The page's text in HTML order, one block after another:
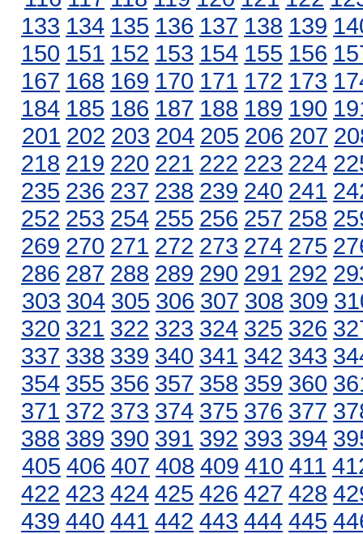
133 134 135 136 137 138 139
150 151 152 153 154 155 156
167 168 169 170 171 172 173
184 185 186 187 188 189 190
201 202 203 204 205 206 207
218 219 220 221 222 223 224
235 236 237 238 239 240 241
252 253 254 255 256 257 258
269 270 271 272 273 274 275
286 287 288 289 290 291 292
303 304 305 306 307 308 309
320 321 322 323 324 325 326
337 338 339 340 341 342 343
354 355 356 357 358 359 360
371 372 373 374 375 376 377
388 389 390 391 392 393 394
405 406 407 408 409 410 411
422 423 424 425 426 427 428
439 440 441 442 443 444 445